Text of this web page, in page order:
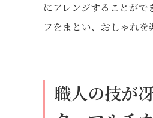
にアレンジすることが
フをまとい、おしゃれを
職人の技が